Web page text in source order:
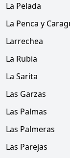
La Pelada
La Penca y
Larrechea
La Rubia
La Sarita
Las Garzas
Las Palmas
Las Palmeras
Las Parejas